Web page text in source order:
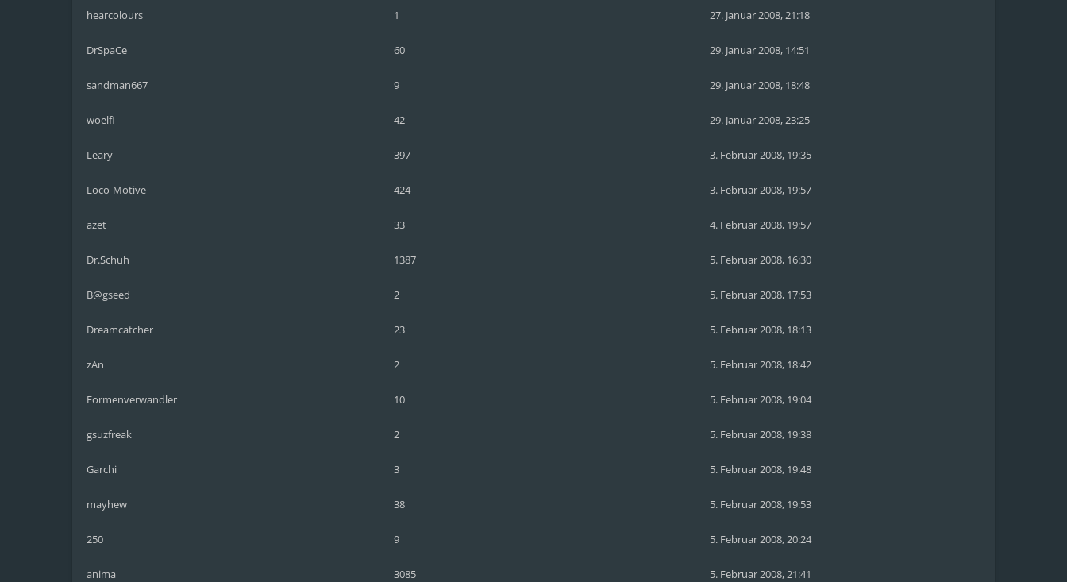
hearcolours 1 27. Januar 2008, 21:18
DrSpaCe 60 29. Januar 2008, 14:51
sandman667 9 29. Januar 2008, 18:48
woelfi 42 29. Januar 2008, 23:25
Leary 397 3. Februar 2008, 19:35
Loco-Motive 424 3. Februar 2008, 19:57
azet 33 4. Februar 2008, 19:57
Dr.Schuh 1387 5. Februar 2008, 16:30
B@gseed 2 5. Februar 2008, 17:53
Dreamcatcher 23 5. Februar 2008, 18:13
zAn 2 5. Februar 2008, 18:42
Formenverwandler 10 5. Februar 2008, 19:04
gsuzfreak 2 5. Februar 2008, 19:38
Garchi 3 5. Februar 2008, 19:48
mayhew 38 5. Februar 2008, 19:53
250 9 5. Februar 2008, 20:24
anima 3085 5. Februar 2008, 21:41